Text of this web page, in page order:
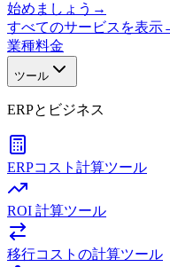
始めましょう →
すべてのサービスを表示
業種料金
ツール
ERPとビジネス
ERPコスト計算ツール
ROI 計算ツール
移行コストの計算ツール